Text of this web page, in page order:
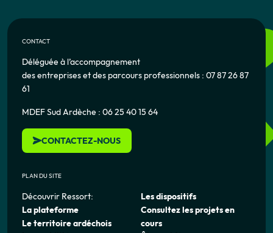
CONTACT
Déléguée à l’accompagnement
des entreprises et des parcours professionnels : 07 87 26 87
61
MDEF Sud Ardèche : 06 25 40 15 64
CONTACTEZ-NOUS
PLAN DU SITE
Découvrir Ressort:
La plateforme
Le territoire ardéchois
Les dispositifs
Consultez les projets en
cours